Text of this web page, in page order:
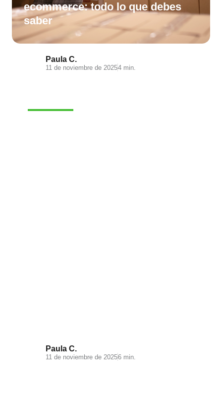
ecommerce: todo lo que debes
saber
Paula C.
11 de noviembre de 20254 min.
Paula C.
11 de noviembre de 20256 min.